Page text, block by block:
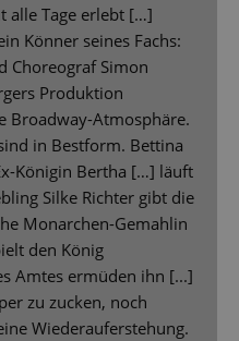
alle Tage erlebt […]
Könner seines Fachs:
Choreograf Simon
Produktion
Broadway-Atmosphäre.
in Bestform. Bettina
Königin Bertha […] läuft
Silke Richter gibt die
Monarchen-Gemahlin
den König
Amtes ermüden ihn [...]
zu zucken, noch
Wiederauferstehung.